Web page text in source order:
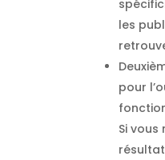
les
pour
Si vous